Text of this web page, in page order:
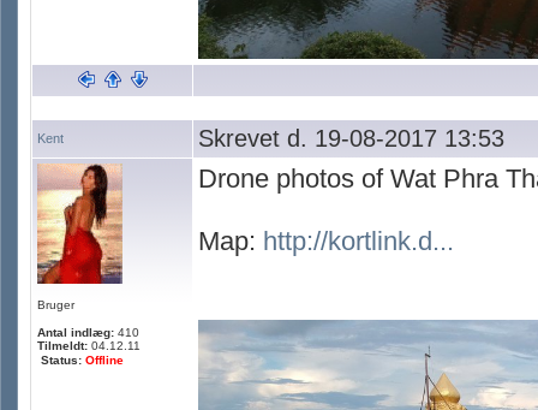
Kent Skrevet d. 19-08-2017 13:53
Bruger
Antal indlæg: 410
Tilmeldt: 04.12.11
Status: Offline
Drone photos of Wat Phra
Map: http://kortlink.d...